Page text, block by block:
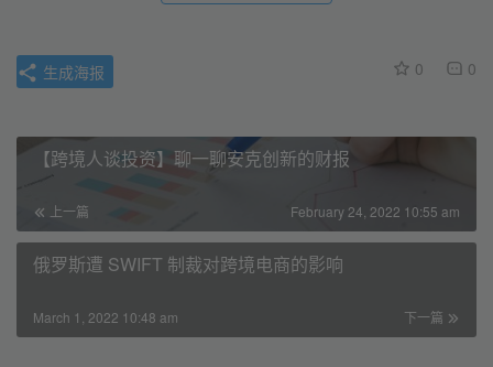
0 0
生成海报
【跨境人谈投资】聊一聊安克创新的财报
上一篇 February 24, 2022 10:55 am
俄罗斯遭 SWIFT 制裁对跨境电商的影响
下一篇
March 1, 2022 10:48 am